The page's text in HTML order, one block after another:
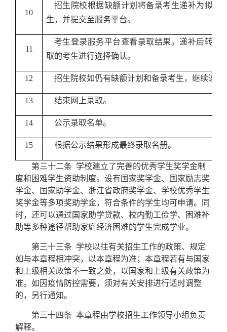
10
招生院校根据缺额计划将备录考生递补为拟录
生，并提交至服务平台。
11
考生登录服务平台查看录取结果。递补后转为
取的考生进行选择确认。
12 招生院校如仍有缺额计划和备录考生，继续递补
13 结束网上录取。
14 公示录取名单。
15 根据公示结果形成最终录取名册。
第三十二条 学校建立了完善的优秀学生奖学金制
度和困难学生资助制度。设有国家奖学金、国家励志奖
学金、国家助学金、浙江省政府奖学金、学校优秀学生
奖学金等多项奖助学金，符合条件的学生均可申请。同
时，还可以通过国家助学贷款、校内勤工俭学、困难补
助等多种途径帮助家庭经济困难的学生完成学业。
第三十三条 学校以往有关招生工作的政策、规定
如与本章程相冲突，以本章程为准；本章程若有与国家
和上级相关政策不一致之处，以国家和上级有关政策为
准。 如因疫情防控需要，须对有关安排进行适时调整
的，另行通知。
第三十四条 本章程由学校招生工作领导小组负责
解释。